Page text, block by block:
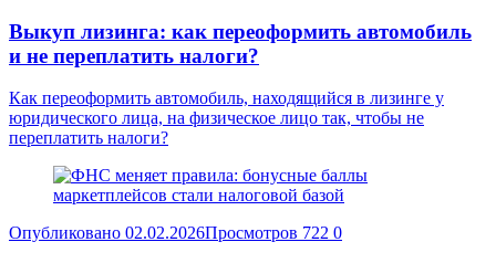
Выкуп лизинга: как переоформить автомобиль
и не переплатить налоги?
Как переоформить автомобиль, находящийся в лизинге у
юридического лица, на физическое лицо так, чтобы не
переплатить налоги?
Опубликовано 02.02.2026Просмотров 722 0